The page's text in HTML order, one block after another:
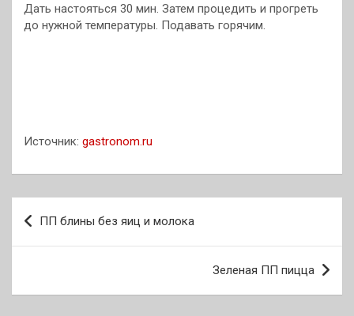
Дать настояться 30 мин. Затем процедить и прогреть
до нужной температуры. Подавать горячим.
Источник: gastronom.ru
Навигация
по
ПП блины без яиц и молока
Зеленая ПП пицца